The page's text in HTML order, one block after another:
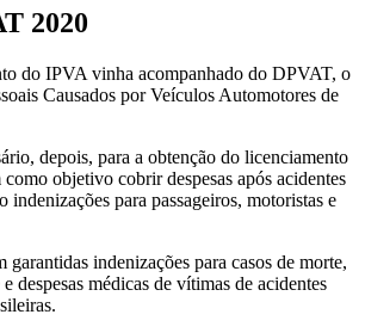
2020
do IPVA vinha acompanhado do DPVAT, o
Causados por Veículos Automotores de
depois, para a obtenção do licenciamento
objetivo cobrir despesas após acidentes
indenizações para passageiros, motoristas e
indenizações para casos de morte,
despesas médicas de vítimas de acidentes